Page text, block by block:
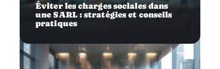
Éviter les charges sociales dans
une SARL : stratégies et conseils
pratiques